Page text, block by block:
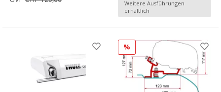
Weitere Ausführungen
erhältlich
%